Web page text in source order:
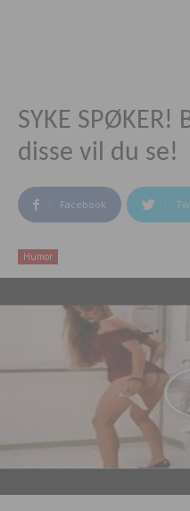
SYKE SPØKER!
disse vil du se!
Facebook
Humor